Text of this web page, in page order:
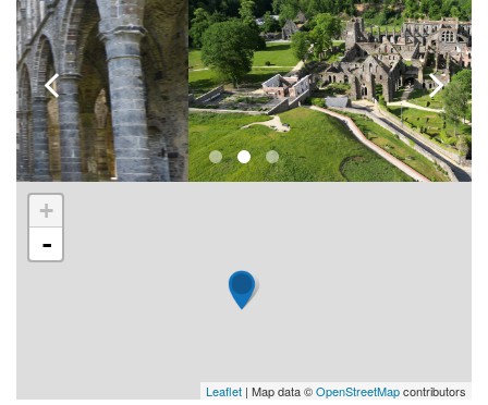
k l
+
-
Leaflet | Map data ©OpenStreetMapcontributors